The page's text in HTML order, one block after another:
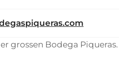
grossen Bodega